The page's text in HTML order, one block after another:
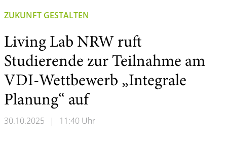
ZUKUNFT GESTALTEN
Living Lab NRW ruft
Studierende zur Teilnahme am
VDI-Wettbewerb „Integrale
Planung“ auf
30.10.2025 | 11:40 Uhr